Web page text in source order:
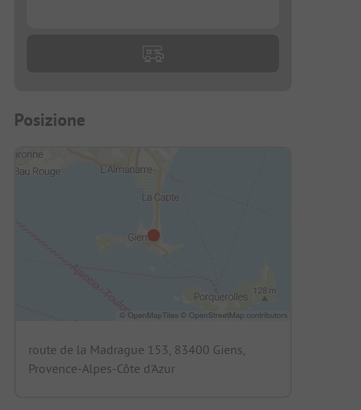
Posizione
route de la Madrague 153, 83400 Giens,
Provence-Alpes-Côte d'Azur